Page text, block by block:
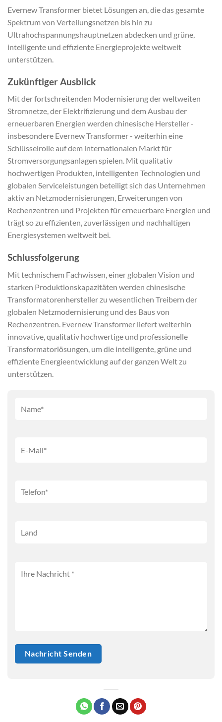
Evernew Transformer bietet Lösungen an, die das gesamte
Spektrum von Verteilungsnetzen bis hin zu
Ultrahochspannungshauptnetzen abdecken und grüne,
intelligente und effiziente Energieprojekte weltweit
unterstützen.
Zukünftiger Ausblick
Mit der fortschreitenden Modernisierung der weltweiten
Stromnetze, der Elektrifizierung und dem Ausbau der
erneuerbaren Energien werden chinesische Hersteller -
insbesondere Evernew Transformer - weiterhin eine
Schlüsselrolle auf dem internationalen Markt für
Stromversorgungsanlagen spielen. Mit qualitativ
hochwertigen Produkten, intelligenten Technologien und
globalen Serviceleistungen beteiligt sich das Unternehmen
aktiv an Netzmodernisierungen, Erweiterungen von
Rechenzentren und Projekten für erneuerbare Energien und
trägt so zu effizienten, zuverlässigen und nachhaltigen
Energiesystemen weltweit bei.
Schlussfolgerung
Mit technischem Fachwissen, einer globalen Vision und
starken Produktionskapazitäten werden chinesische
Transformatorenhersteller zu wesentlichen Treibern der
globalen Netzmodernisierung und des Baus von
Rechenzentren. Evernew Transformer liefert weiterhin
innovative, qualitativ hochwertige und professionelle
Transformatorlösungen, um die intelligente, grüne und
effiziente Energieentwicklung auf der ganzen Welt zu
unterstützen.